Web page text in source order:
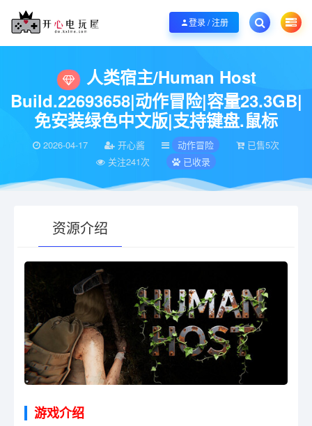
欢迎您光临开心电玩屋，本站专注分享精品整合游戏！销售只是起点！服务永无
登录 / 注册
当前位置： 开心电玩屋 动作冒险 >人类宿主/Human Host
人类宿主/Human Host
Build.22693658|动作冒险|容量23.3GB|
免安装绿色中文版|支持键盘.鼠标
2026-04-17 开心酱 动作冒险
已售5次
关注241次
已收录
资源介绍
有疑问？请点击复制链接咨询！
游戏介绍